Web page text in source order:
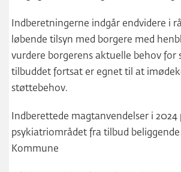
Indberetningerne indgår endvidere i
løbende tilsyn med borgere med
vurdere borgerens aktuelle behov for
tilbuddet fortsat er egnet til at
støttebehov.
Indberettede magtanvendelser i
psykiatriområdet fra tilbud beliggende
Kommune